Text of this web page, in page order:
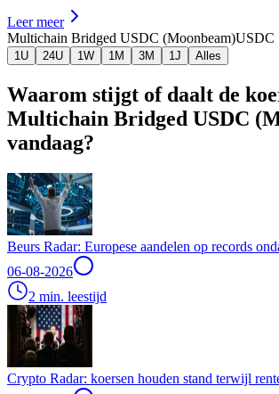
Leer meer
Multichain Bridged USDC (Moonbeam)USDC
1U 24U 1W 1M 3M 1J Alles
Waarom stijgt of daalt de
Multichain Bridged USDC
vandaag?
Beurs Radar: Europese aandelen op records
06-08-2026
2 min. leestijd
Crypto Radar: koersen houden stand terwijl